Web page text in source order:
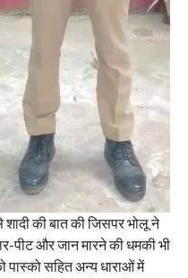
शादी की बात की जिसपर भोलू ने
पीट और जान मारने की धमकी भी
सहित अन्य धाराओं में